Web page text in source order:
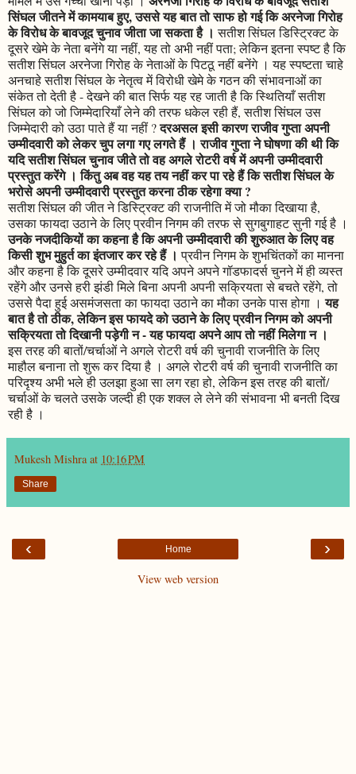
सिंघल जीतने में कामयाब हुए, उससे यह बात तो साफ हो गई कि अरनेजा गिरोह
के विरोध के बावजूद चुनाव जीता जा सकता है । सतीश सिंघल डिस्ट्रिक्ट के
दूसरे खेमे के नेता बनेंगे या नहीं, यह तो अभी नहीं पता; लेकिन इतना स्पष्ट है कि
सतीश सिंघल अरनेजा गिरोह के नेताओं के पिटठू नहीं बनेंगे । यह स्पष्टता चाहे
अनचाहे सतीश सिंघल के नेतृत्व में विरोधी खेमे के गठन की संभावनाओं का
संकेत तो देती है - देखने की बात सिर्फ यह रह जाती है कि स्थितियाँ सतीश
सिंघल को जो जिम्मेदारियाँ लेने की तरफ धकेल रही हैं, सतीश सिंघल उस
जिम्मेदारी को उठा पाते हैं या नहीं ?दरअसल इसी कारण राजीव गुप्ता अपनी
उम्मीदवारी को लेकर चुप लगा गए लगते हैं । राजीव गुप्ता ने घोषणा की थी कि
यदि सतीश सिंघल चुनाव जीते तो वह अगले रोटरी वर्ष में अपनी उम्मीदवारी
प्रस्तुत करेंगे । किंतु अब वह यह तय नहीं कर पा रहे हैं कि सतीश सिंघल के
भरोसे अपनी उम्मीदवारी प्रस्तुत करना ठीक रहेगा क्या ?
सतीश सिंघल की जीत ने डिस्ट्रिक्ट की राजनीति में जो मौका दिखाया है,
उसका फायदा उठाने के लिए प्रवीन निगम की तरफ से सुगबुगाहट सुनी गई है ।
उनके नजदीकियों का कहना है कि अपनी उम्मीदवारी की शुरुआत के लिए वह
किसी शुभ मुहुर्त का इंतजार कर रहे हैं । प्रवीन निगम के शुभचिंतकों का मानना
और कहना है कि दूसरे उम्मीदवार यदि अपने अपने गॉडफादर्स चुनने में ही व्यस्त
रहेंगे और उनसे हरी झंडी मिले बिना अपनी अपनी सक्रियता से बचते रहेंगे, तो
उससे पैदा हुई असमंजसता का फायदा उठाने का मौका उनके पास होगा ।यह
बात है तो ठीक, लेकिन इस फायदे को उठाने के लिए प्रवीन निगम को अपनी
सक्रियता तो दिखानी पड़ेगी न - यह फायदा अपने आप तो नहीं मिलेगा न ।
इस तरह की बातों/चर्चाओं ने अगले रोटरी वर्ष की चुनावी राजनीति के लिए
माहौल बनाना तो शुरू कर दिया है । अगले रोटरी वर्ष की चुनावी राजनीति का
परिदृश्य अभी भले ही उलझा हुआ सा लग रहा हो, लेकिन इस तरह की बातों/
चर्चाओं के चलते उसके जल्दी ही एक शक्ल ले लेने की संभावना भी बनती दिख
रही है ।
Mukesh Mishra at 10:16 PM
Share
‹ ›
Home
View web version